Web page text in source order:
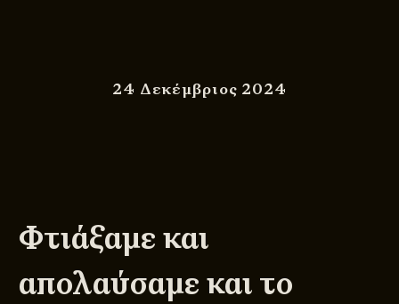
24 Δεκέμβριος 2024
Φτιάξαμε και
απολαύσαμε και το